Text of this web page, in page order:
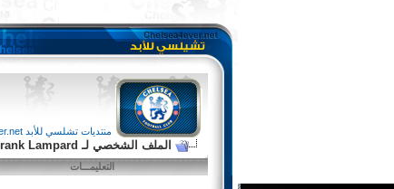
منتديات تشلسي للأبد chelsea4ever.net
الملف الشخصي لـ Sultan + Frank Lampard
التعليمـــات